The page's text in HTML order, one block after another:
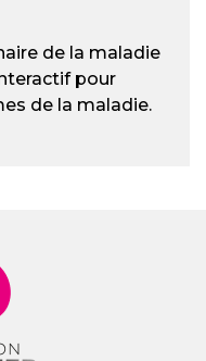
de la maladie
pour
de la maladie.